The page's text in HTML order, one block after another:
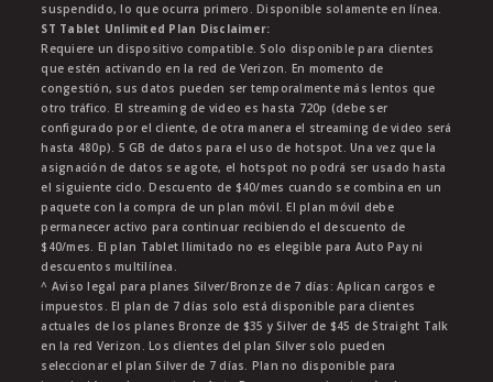
suspendido, lo que ocurra primero. Disponible solamente en línea.
ST Tablet Unlimited Plan Disclaimer:
Requiere un dispositivo compatible. Solo disponible para clientes
que estén activando en la red de Verizon. En momento de
congestión, sus datos pueden ser temporalmente más lentos que
otro tráfico. El streaming de video es hasta 720p (debe ser
configurado por el cliente, de otra manera el streaming de video será
hasta 480p). 5 GB de datos para el uso de hotspot. Una vez que la
asignación de datos se agote, el hotspot no podrá ser usado hasta
el siguiente ciclo. Descuento de $40/mes cuando se combina en un
paquete con la compra de un plan móvil. El plan móvil debe
permanecer activo para continuar recibiendo el descuento de
$40/mes. El plan Tablet Ilimitado no es elegible para Auto Pay ni
descuentos multilínea.
^ Aviso legal para planes Silver/Bronze de 7 días: Aplican cargos e
impuestos. El plan de 7 días solo está disponible para clientes
actuales de los planes Bronze de $35 y Silver de $45 de Straight Talk
en la red Verizon. Los clientes del plan Silver solo pueden
seleccionar el plan Silver de 7 días. Plan no disponible para